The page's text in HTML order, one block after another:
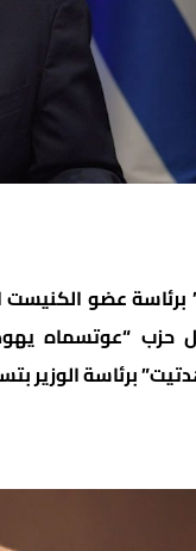
برئاسة الوزير